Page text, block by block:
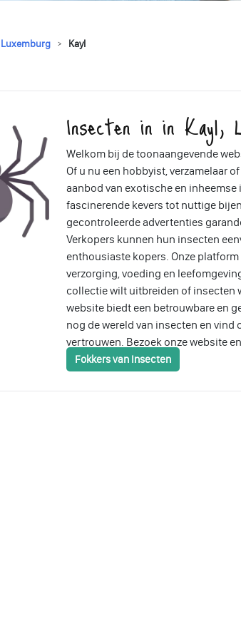
Luxemburg Kayl
Insecten in in Kayl,
Welkom bij de toonaangevende
Of u nu een hobbyist, verzamelaar
aanbod van exotische en
fascinerende kevers tot nuttige
gecontroleerde advertenties
Verkopers kunnen hun insecten
enthousiaste kopers. Onze
verzorging, voeding en
collectie wilt uitbreiden of insecten
website biedt een betrouwbare en
nog de wereld van insecten en
vertrouwen. Bezoek onze website
Fokkers van Insecten